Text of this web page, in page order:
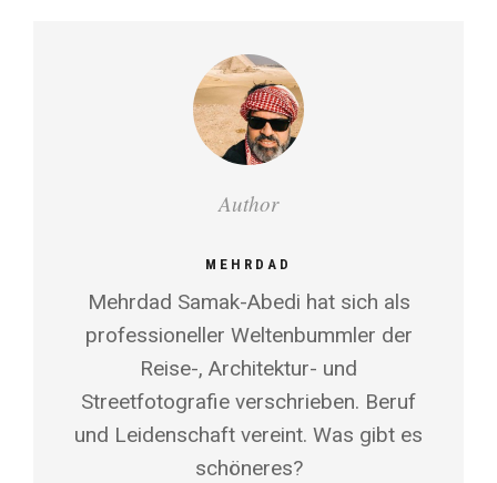
Author
MEHRDAD
Mehrdad Samak-Abedi hat sich als
professioneller Weltenbummler der
Reise-, Architektur- und
Streetfotografie verschrieben. Beruf
und Leidenschaft vereint. Was gibt es
schöneres?